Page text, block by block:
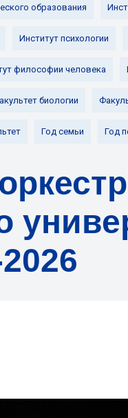
образования
Институт психологии
философии человека
биологии
Год семьи Год